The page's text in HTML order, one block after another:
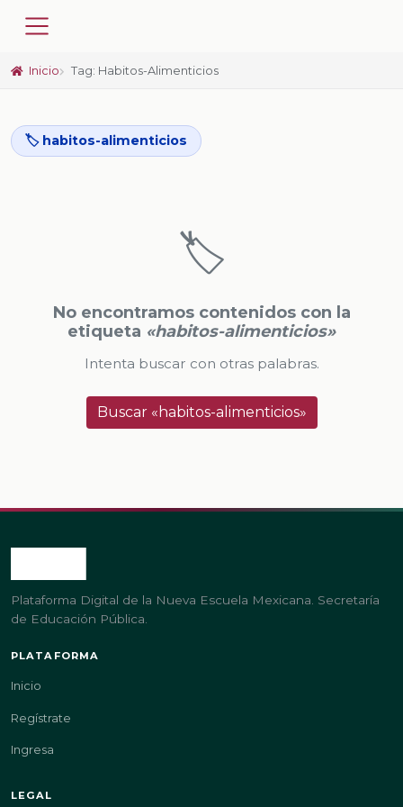
Inicio Tag: Habitos-Alimenticios
🏷️ habitos-alimenticios
🏷️
No encontramos contenidos con la
etiqueta «habitos-alimenticios»
Intenta buscar con otras palabras.
Buscar «habitos-alimenticios»
Plataforma Digital de la Nueva Escuela Mexicana. Secretaría
de Educación Pública.
PLATAFORMA
Inicio
Regístrate
Ingresa
LEGAL